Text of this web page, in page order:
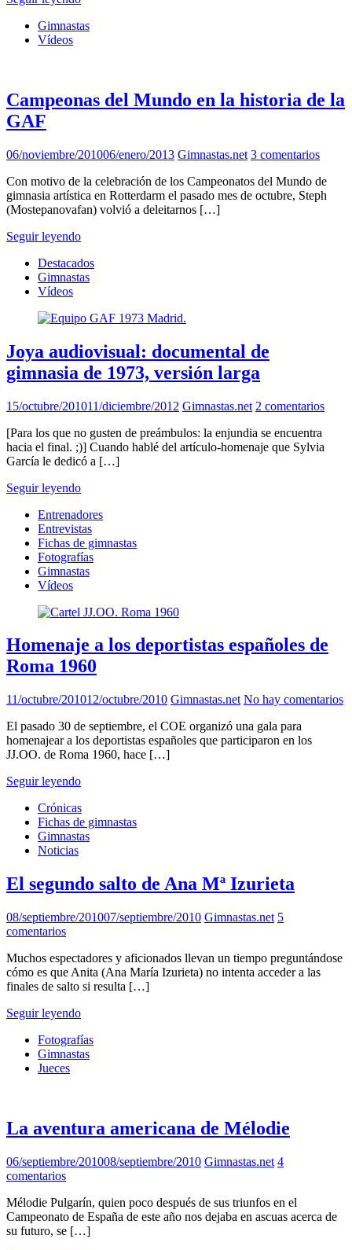
Gimnastas
Vídeos
Campeonas del Mundo en la historia de la
GAF
06/noviembre/201006/enero/2013 Gimnastas.net 3 comentarios
Con motivo de la celebración de los Campeonatos del Mundo de
gimnasia artística en Rotterdarm el pasado mes de octubre, Steph
(Mostepanovafan) volvió a deleitarnos […]
Seguir leyendo
Destacados
Gimnastas
Vídeos
Joya audiovisual: documental de
gimnasia de 1973, versión larga
15/octubre/201011/diciembre/2012 Gimnastas.net 2 comentarios
[Para los que no gusten de preámbulos: la enjundia se encuentra
hacia el final. ;)] Cuando hablé del artículo-homenaje que Sylvia
García le dedicó a […]
Seguir leyendo
Entrenadores
Entrevistas
Fichas de gimnastas
Fotografías
Gimnastas
Vídeos
Homenaje a los deportistas españoles de
Roma 1960
11/octubre/201012/octubre/2010 Gimnastas.net No hay comentarios
El pasado 30 de septiembre, el COE organizó una gala para
homenajear a los deportistas españoles que participaron en los
JJ.OO. de Roma 1960, hace […]
Seguir leyendo
Crónicas
Fichas de gimnastas
Gimnastas
Noticias
El segundo salto de Ana Mª Izurieta
08/septiembre/201007/septiembre/2010 Gimnastas.net 5
comentarios
Muchos espectadores y aficionados llevan un tiempo preguntándose
cómo es que Anita (Ana María Izurieta) no intenta acceder a las
finales de salto si resulta […]
Seguir leyendo
Fotografías
Gimnastas
Jueces
La aventura americana de Mélodie
06/septiembre/201008/septiembre/2010 Gimnastas.net 4
comentarios
Mélodie Pulgarín, quien poco después de sus triunfos en el
Campeonato de España de este año nos dejaba en ascuas acerca de
su futuro, se […]